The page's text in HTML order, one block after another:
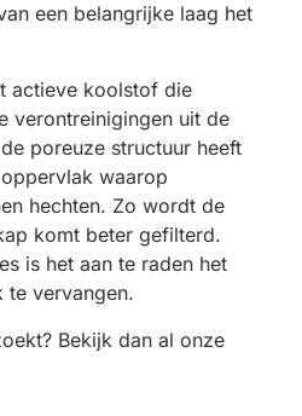
een belangrijke laag het
actieve koolstof die
verontreinigingen uit de
poreuze structuur heeft
waarop
hechten. Zo wordt de
komt beter gefilterd.
is het aan te raden het
vervangen.
Bekijk dan al onze